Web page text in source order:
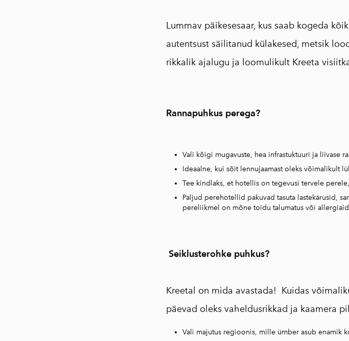
Lummav päikesesaar, kus saab kogeda
autentsust säilitanud külakesed, metsik
rikkalik ajalugu ja loomulikult Kreeta
Rannapuhkus perega?
Vali kõigi mugavuste, hea infrastuktuuri ja liivase
Ideaalne, kui sõit lennujaamast oleks võimalikult
Tee kindlaks, et hotellis on tegevusi tervele
Paljud perehotellid pakuvad tasuta lastekärusid,
pereliikmel on mõne toidu talumatus või
Seiklusterohke puhkus?
Kreetal on mida avastada! Kuidas
päevad oleks vaheldusrikkad ja kaamera
Vali majutus regioonis, mille ümber asub enamik